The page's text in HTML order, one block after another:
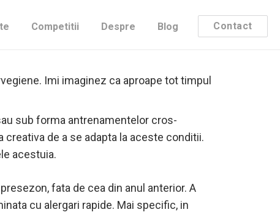
Competitii Despre Blog Contact
Imi imaginez ca aproape tot timpul
sub forma antrenamentelor cros-
de a se adapta la aceste conditii.
acestuia.
fata de cea din anul anterior. A
cu alergari rapide. Mai specific, in